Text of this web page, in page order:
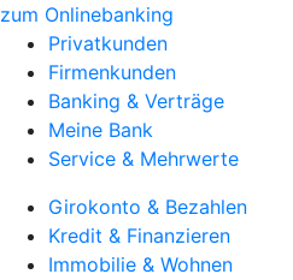
zum Onlinebanking
Privatkunden
Firmenkunden
Banking & Verträge
Meine Bank
Service & Mehrwerte
Girokonto & Bezahlen
Kredit & Finanzieren
Immobilie & Wohnen